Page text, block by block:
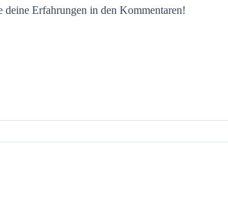
Erfahrungen in den Kommentaren!